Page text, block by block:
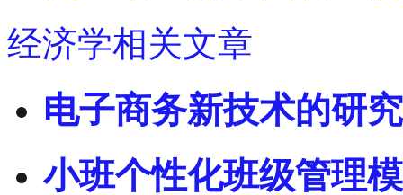
经济学相关文章
电子商务新技术的研
小班个性化班级管理